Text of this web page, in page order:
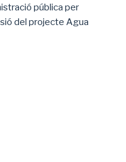
pública per
del projecte Agua